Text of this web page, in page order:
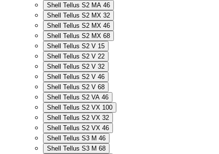
Shell Tellus S2 MA 46
Shell Tellus S2 MX 32
Shell Tellus S2 MX 46
Shell Tellus S2 MX 68
Shell Tellus S2 V 15
Shell Tellus S2 V 22
Shell Tellus S2 V 32
Shell Tellus S2 V 46
Shell Tellus S2 V 68
Shell Tellus S2 VA 46
Shell Tellus S2 VX 100
Shell Tellus S2 VX 32
Shell Tellus S2 VX 46
Shell Tellus S3 M 46
Shell Tellus S3 M 68